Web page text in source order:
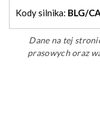
Kody silnika: BLG/
Dane na tej
prasowych oraz